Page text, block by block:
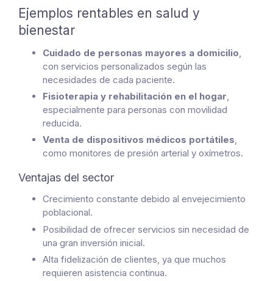
Ejemplos rentables en salud y
bienestar
Cuidado de personas mayores a domicilio,
con servicios personalizados según las
necesidades de cada paciente.
Fisioterapia y rehabilitación en el hogar,
especialmente para personas con movilidad
reducida.
Venta de dispositivos médicos portátiles,
como monitores de presión arterial y oxímetros.
Ventajas del sector
Crecimiento constante debido al envejecimiento
poblacional.
Posibilidad de ofrecer servicios sin necesidad de
una gran inversión inicial.
Alta fidelización de clientes, ya que muchos
requieren asistencia continua.